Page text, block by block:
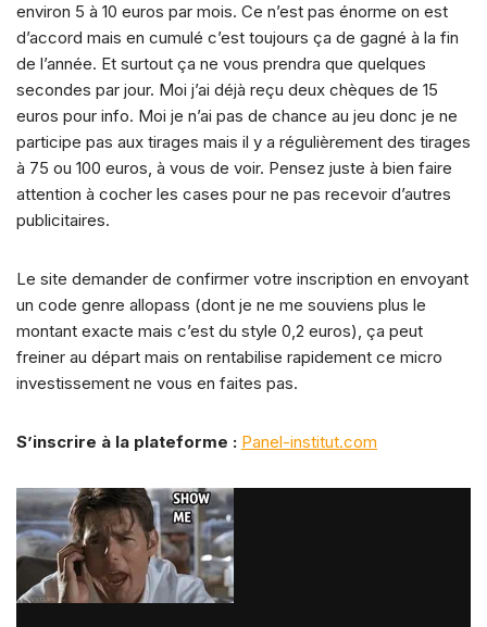
environ 5 à 10 euros par mois. Ce n’est pas énorme on est
d’accord mais en cumulé c’est toujours ça de gagné à la fin
de l’année. Et surtout ça ne vous prendra que quelques
secondes par jour. Moi j’ai déjà reçu deux chèques de 15
euros pour info. Moi je n’ai pas de chance au jeu donc je ne
participe pas aux tirages mais il y a régulièrement des tirages
à 75 ou 100 euros, à vous de voir. Pensez juste à bien faire
attention à cocher les cases pour ne pas recevoir d’autres
publicitaires.
Le site demander de confirmer votre inscription en envoyant
un code genre allopass (dont je ne me souviens plus le
montant exacte mais c’est du style 0,2 euros), ça peut
freiner au départ mais on rentabilise rapidement ce micro
investissement ne vous en faites pas.
S’inscrire à la plateforme : Panel-institut.com